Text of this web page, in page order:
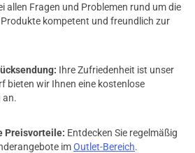
allen Fragen und Problemen rund um die
kompetent und freundlich zur
Ihre Zufriedenheit ist unser
bieten wir Ihnen eine kostenlose
an.
Preisvorteile: Entdecken Sie regelmäßig
imOutlet-Bereich.